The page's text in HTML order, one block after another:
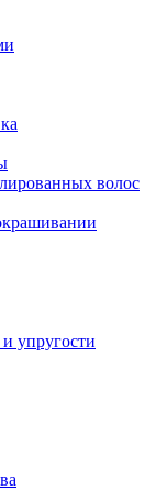
волос
упругости